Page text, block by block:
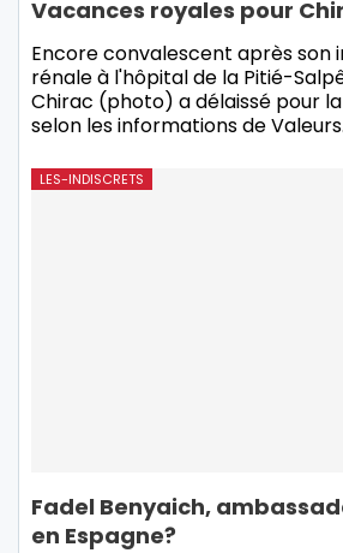
Vacances royales pour
Encore convalescent après son
rénale à l'hôpital de la Pitié-
Chirac (photo) a délaissé pour
selon les informations de Valeurs
LES-INDISCRETS
Fadel Benyaich,
en Espagne?